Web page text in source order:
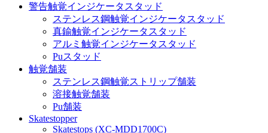
警告触覚インジケータスタッド
ステンレス鋼触覚インジケータスタッド
真鍮触覚インジケータスタッド
アルミ触覚インジケータスタッド
Puスタッド
触覚舗装
ステンレス鋼触覚ストリップ舗装
溶接触覚舗装
Pu舗装
Skatestopper
Skatestops (XC-MDD1700C)